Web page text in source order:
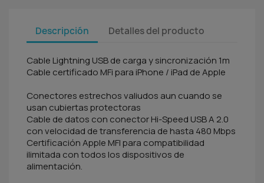
Descripción Detalles del producto
Cable Lightning USB de carga y sincronización 1m
Cable certificado MFi para iPhone / iPad de Apple
Conectores estrechos valiudos aun cuando se
usan cubiertas protectoras
Cable de datos con conector Hi-Speed USB A 2.0
con velocidad de transferencia de hasta 480 Mbps
Certificación Apple MFI para compatibilidad
ilimitada con todos los dispositivos de
alimentación.